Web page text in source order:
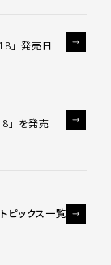
」 発売日
」 を発売
トピックス一覧